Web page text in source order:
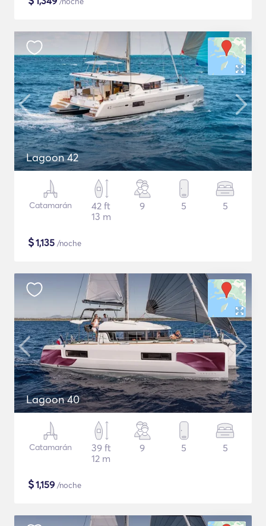
Lagoon 42
Catamarán
42 ft
13 m
9 5 5
$1,135 /noche
Lagoon 40
Catamarán
39 ft
12 m
9 5 5
$1,159 /noche